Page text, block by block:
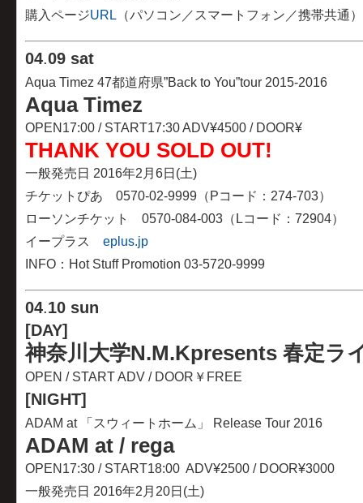
購入ページURL （パソコン／スマートフォン／携帯共通）
04.09 sat
Aqua Timez 47都道府県”Back to You”tour 2015-2016
Aqua Timez
OPEN17:00 / START17:30 ADV¥4500 / DOOR¥
THANK YOU SOLD OUT!
一般発売日 2016年2月6日(土)
チケットぴあ 0570-02-9999（Pコード：274-703）
ローソンチケット 0570-084-003（Lコード：72904）
イープラス eplus.jp
INFO：Hot Stuff Promotion 03-5720-9999
04.10 sun
[DAY]
神奈川大学N.M.Kpresents 春定ラ
OPEN / START ADV / DOOR￥FREE
[NIGHT]
ADAM at 「スウィートホーム」 Release Tour 2016
ADAM at / rega
OPEN17:30 / START18:00 ADV¥2500 / DOOR¥3000
一般発売日 2016年2月20日(土)